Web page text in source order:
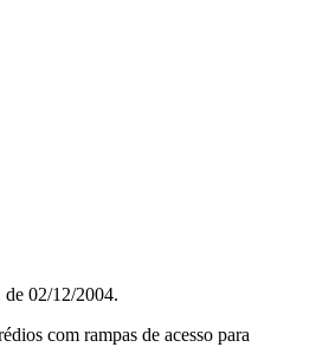
02/12/2004.
com rampas de acesso para